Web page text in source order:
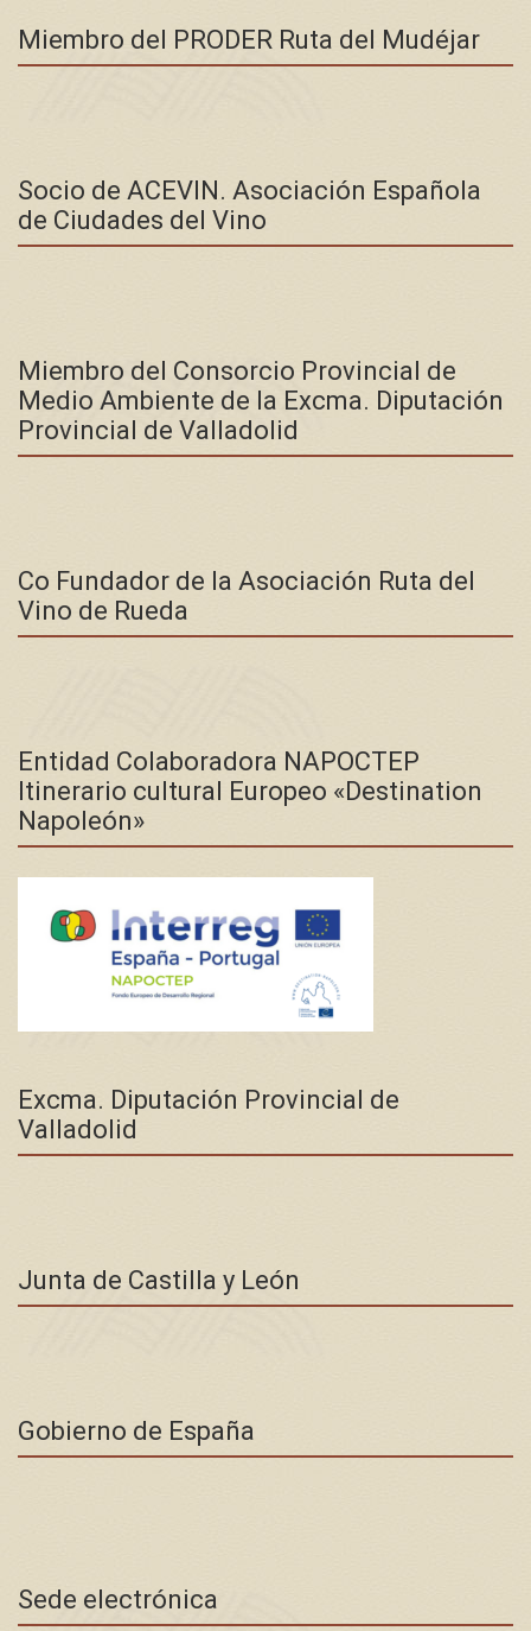
Miembro del PRODER Ruta del Mudéjar
Socio de ACEVIN. Asociación Española
de Ciudades del Vino
Miembro del Consorcio Provincial de
Medio Ambiente de la Excma. Diputación
Provincial de Valladolid
Co Fundador de la Asociación Ruta del
Vino de Rueda
Entidad Colaboradora NAPOCTEP
Itinerario cultural Europeo «Destination
Napoleón»
Excma. Diputación Provincial de
Valladolid
Junta de Castilla y León
Gobierno de España
Sede electrónica